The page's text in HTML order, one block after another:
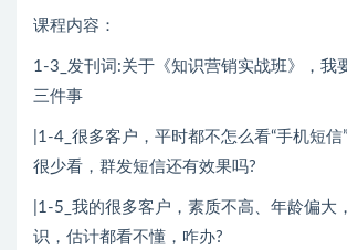
课程内容：
1-3_发刊词:关于《知识营销实战班》，我
三件事
|1-4_很多客户，平时都不怎么看“手机短信
很少看，群发短信还有效果吗?
|1-5_我的很多客户，素质不高、年龄偏大
识，估计都看不懂，咋办?